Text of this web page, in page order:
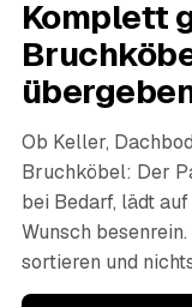
Komplett
Ob Keller,
Bruchköbel: Der
bei Bedarf, lädt
Wunsch
sortieren und